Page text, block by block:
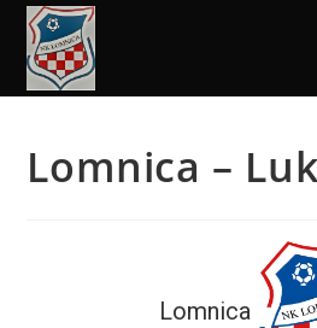
Lomnica –
Lomnica